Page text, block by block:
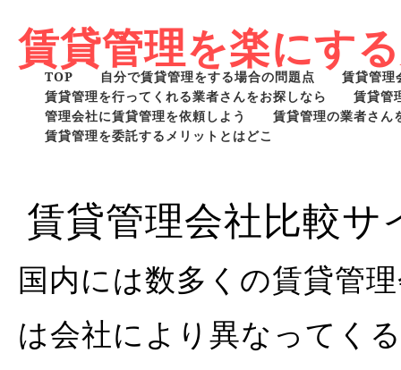
賃貸管理を楽にす
TOP 自分で賃貸管理をする場合の問題点
賃貸管理
賃貸管理を行ってくれる業者さんをお探しなら
賃貸管
管理会社に賃貸管理を依頼しよう
賃貸管理の業者さん
賃貸管理を委託するメリットとはどこ
賃貸管理会社比較サ
国内には数多くの賃貸管
は会社により異なってく